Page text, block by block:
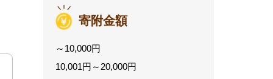
寄附金額
～10,000円
10,001円～20,000円